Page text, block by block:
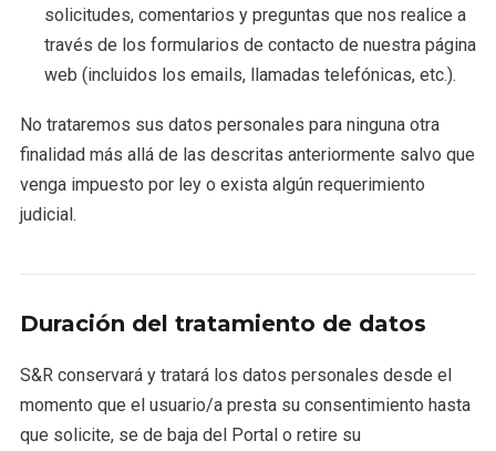
solicitudes, comentarios y preguntas que nos realice a
través de los formularios de contacto de nuestra página
web (incluidos los emails, llamadas telefónicas, etc.).
No trataremos sus datos personales para ninguna otra
finalidad más allá de las descritas anteriormente salvo que
venga impuesto por ley o exista algún requerimiento
judicial.
Duración del tratamiento de datos
S&R conservará y tratará los datos personales desde el
momento que el usuario/a presta su consentimiento hasta
que solicite, se de baja del Portal o retire su